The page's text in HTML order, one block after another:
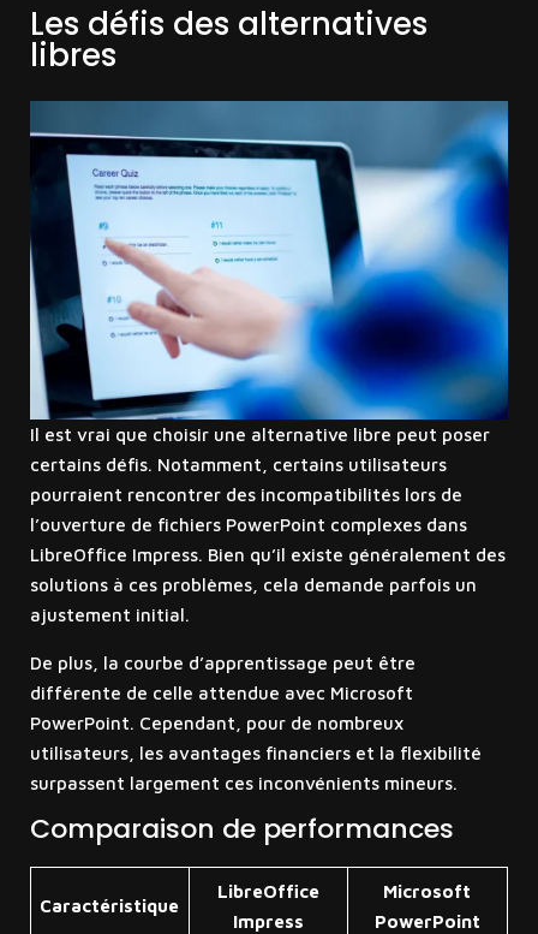
Les défis des alternatives
libres
Il est vrai que choisir une alternative libre peut poser
certains défis. Notamment, certains utilisateurs
pourraient rencontrer des incompatibilités lors de
l’ouverture de fichiers PowerPoint complexes dans
LibreOffice Impress. Bien qu’il existe généralement des
solutions à ces problèmes, cela demande parfois un
ajustement initial.
De plus, la courbe d’apprentissage peut être
différente de celle attendue avec Microsoft
PowerPoint. Cependant, pour de nombreux
utilisateurs, les avantages financiers et la flexibilité
surpassent largement ces inconvénients mineurs.
Comparaison de performances
Caractéristique
LibreOffice
Impress
Microsoft
PowerPoint